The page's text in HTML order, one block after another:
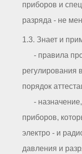
приборов и
разряда - не
1.3. Знает и
- правила
регулирования
порядок
- назначение,
приборов,
электро - и
давления и